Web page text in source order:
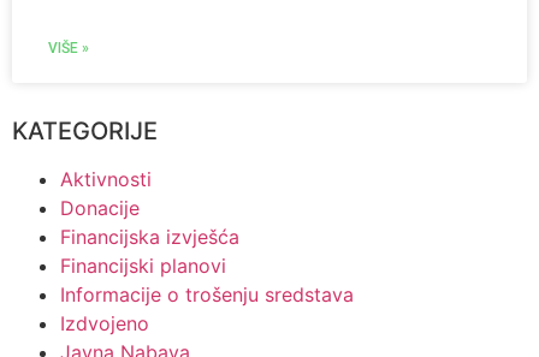
VIŠE »
KATEGORIJE
Aktivnosti
Donacije
Financijska izvješća
Financijski planovi
Informacije o trošenju sredstava
Izdvojeno